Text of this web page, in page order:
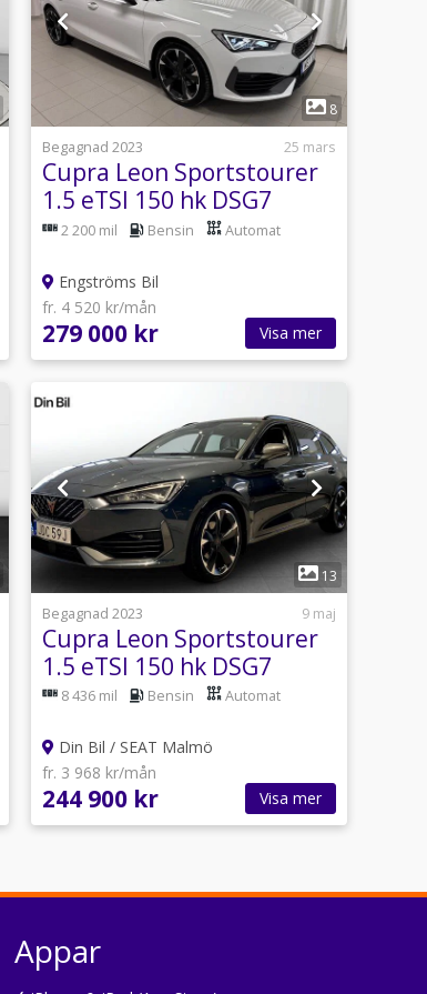
1
8
Begagnad 2023
25 mars
Cupra Leon Sportstourer
1.5 eTSI 150 hk DSG7
2 200 mil Bensin Automat
Engströms Bil
fr. 4 520 kr/mån
279 000 kr Visa mer
1
13
Begagnad 2023
9 maj
Cupra Leon Sportstourer
1.5 eTSI 150 hk DSG7
8 436 mil Bensin Automat
Din Bil / SEAT Malmö
fr. 3 968 kr/mån
244 900 kr Visa mer
Appar